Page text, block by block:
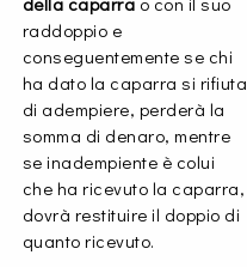
raddoppio e
conseguentemente se chi
ha dato la caparra si rifiuta
di adempiere, perderà la
somma di denaro, mentre
se inadempiente è colui
che ha ricevuto la caparra,
dovrà restituire il doppio di
quanto ricevuto.